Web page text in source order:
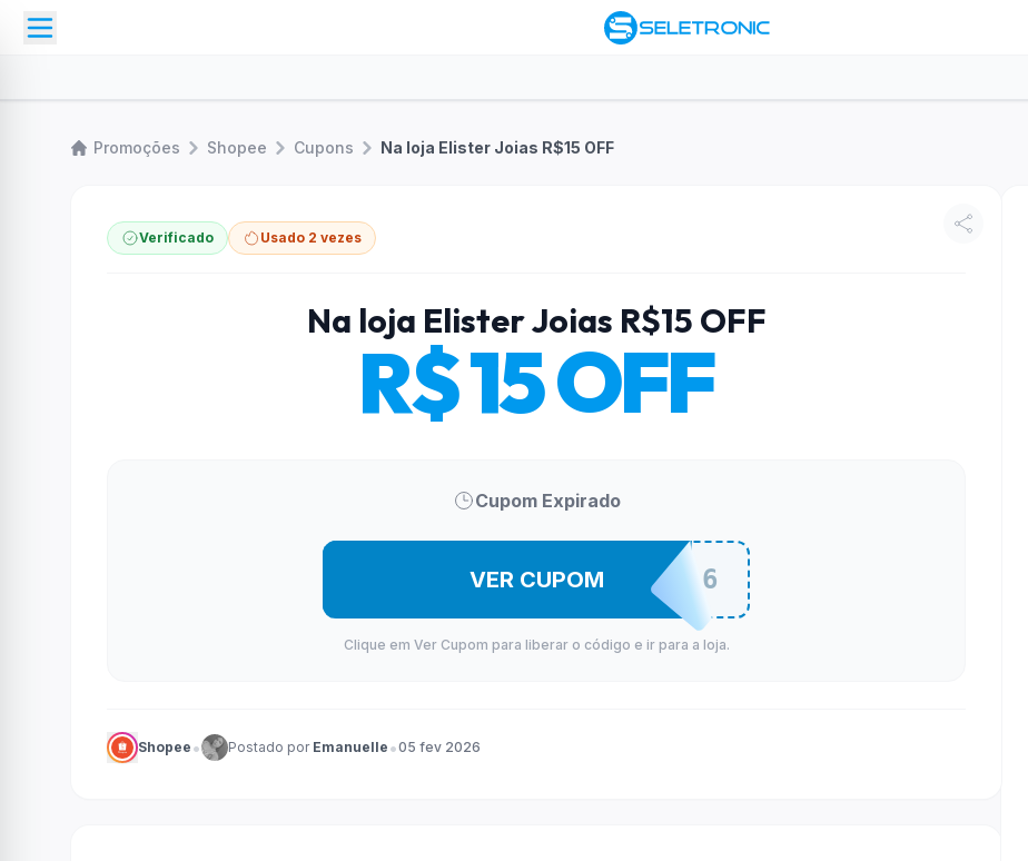
Promoções Shopee Cupons Na loja Elister Joias R$15 OFF
Verificado Usado 2 vezes
Na loja Elister Joias R$15 OFF
R$ 15 OFF
Cupom Expirado
ELIS2026
VER CUPOM
Clique em Ver Cupom para liberar o código e ir para a loja.
Shopee • Postado por Emanuelle •05 fev 2026